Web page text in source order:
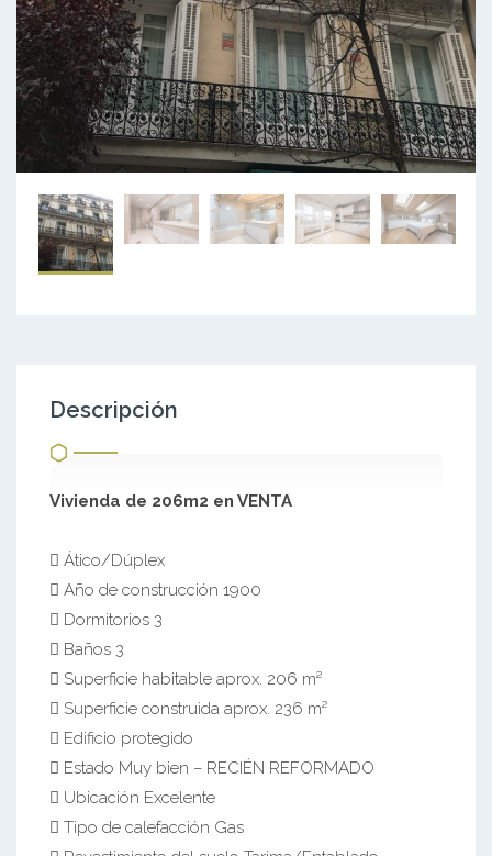
Descripción
Vivienda de 206m2 en VENTA
 Ático/Dúplex
 Año de construcción 1900
 Dormitorios 3
 Baños 3
 Superficie habitable aprox. 206 m²
 Superficie construida aprox. 236 m²
 Edificio protegido
 Estado Muy bien – RECIÉN REFORMADO
 Ubicación Excelente
 Tipo de calefacción Gas